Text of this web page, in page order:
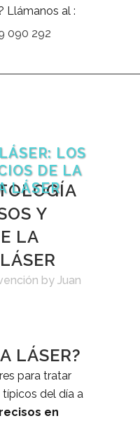
Llámanos al :
090 292
LOS
DE LA
LÁSER
Y
LA
by Juan
LÁSER?
para tratar
del día a
en